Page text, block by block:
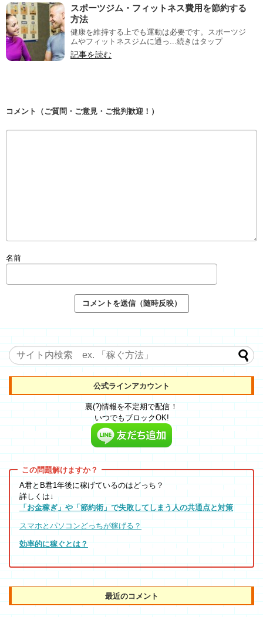
スポーツジム・フィットネス費用を節約する
方法
健康を維持する上でも運動は必要です。スポーツジ
ムやフィットネスジムに通っ...続きはタップ
記事を読む
コメント（ご質問・ご意見・ご批判歓迎！）
名前
公式ラインアカウント
裏(?)情報を不定期で配信！
いつでもブロックOK!
A君とB君1年後に稼げているのはどっち？
詳しくは↓
「お金稼ぎ」や「節約術」で失敗してしまう人の共通点と対策
スマホとパソコンどっちが稼げる？
効率的に稼ぐとは？
最近のコメント